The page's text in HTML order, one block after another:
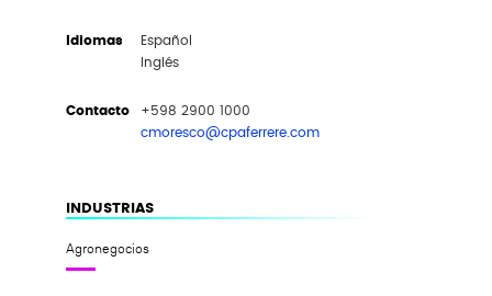
Idiomas
Español
Inglés
Contacto
+598 2900 1000
cmoresco@cpaferrere.com
INDUSTRIAS
Agronegocios